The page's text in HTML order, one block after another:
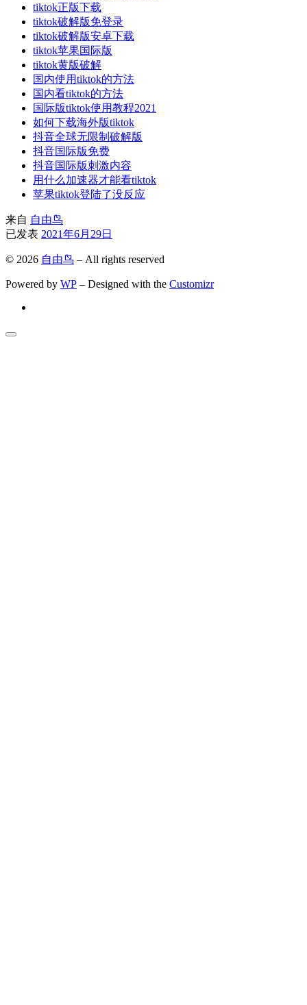
tiktok正版下载
tiktok破解版免登录
tiktok破解版安卓下载
tiktok苹果国际版
tiktok黄版破解
国内使用tiktok的方法
国内看tiktok的方法
国际版tiktok使用教程2021
如何下载海外版tiktok
抖音全球无限制破解版
抖音国际版免费
抖音国际版刺激内容
用什么加速器才能看tiktok
苹果tiktok登陆了没反应
来自 自由鸟
已发表 2021年6月29日
© 2026 自由鸟 – All rights reserved
Powered by WP – Designed with the Customizr